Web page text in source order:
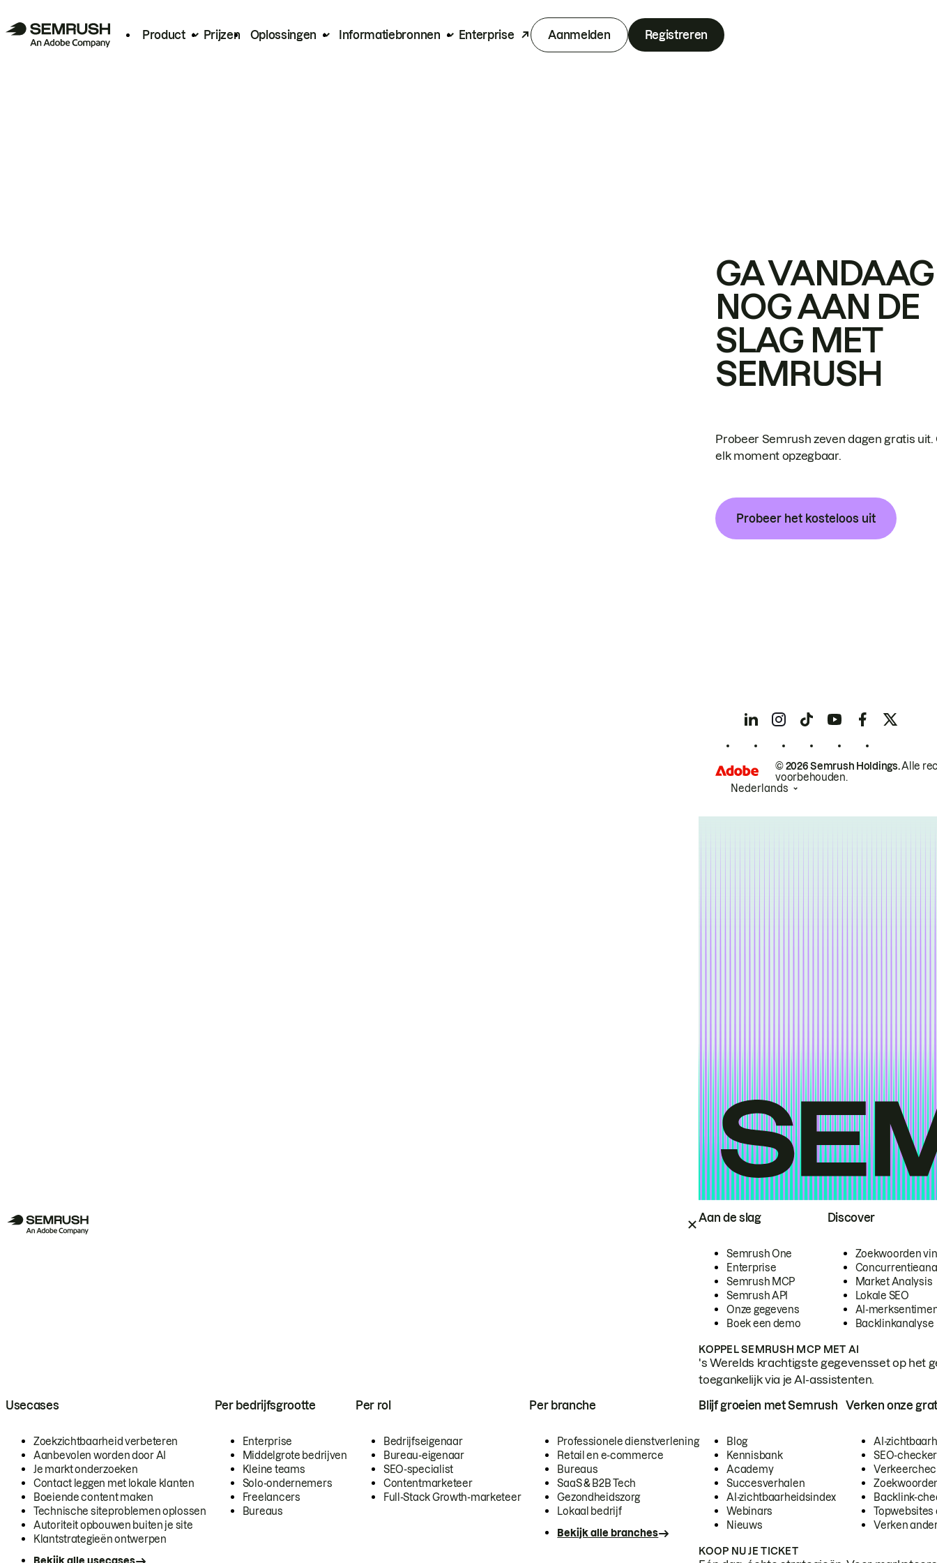
Product Prijzen Oplossingen Informatiebronnen Enterprise Aanmelden Registreren
Aan de slag
Semrush One
Enterprise
Semrush MCP
Semrush API
Onze gegevens
Boek een demo
Discover
Zoekwoorden
Market Analysis
Lokale SEO
AI-
Backlinkanalyse
KOPPEL SEMRUSH MCP MET AI
's Werelds krachtigste gegevensset op het
toegankelijk via je AI-assistenten.
Usecases
Zoekzichtbaarheid verbeteren
Aanbevolen worden door AI
Je markt onderzoeken
Contact leggen met lokale klanten
Boeiende content maken
Technische siteproblemen oplossen
Autoriteit opbouwen buiten je site
Klantstrategieën ontwerpen
Per bedrijfsgrootte
Enterprise
Middelgrote bedrijven
Kleine teams
Solo-ondernemers
Freelancers
Bureaus
Per rol
Bedrijfseigenaar
Bureau-eigenaar
SEO-specialist
Contentmarketeer
Full-Stack Growth-marketeer
Per branche
Professionele dienstverlening
Retail en e-commerce
Bureaus
SaaS & B2B Tech
Gezondheidszorg
Lokaal bedrijf
Bekijk alle branches
Blijf groeien met Semrush
Blog
Kennisbank
Academy
Succesverhalen
AI-zichtbaarheidsindex
Webinars
Nieuws
Verken onze
AI-
SEO-checker
Backlink-
Topwebsites
Verken
KOOP NU JE TICKET
GA VANDAAG
NOG AAN DE
SLAG MET
SEMRUSH
Probeer Semrush zeven dagen gratis uit.
elk moment opzegbaar.
Probeer het kosteloos uit
© 2026 Semrush Holdings.Alle
voorbehouden.
Nederlands